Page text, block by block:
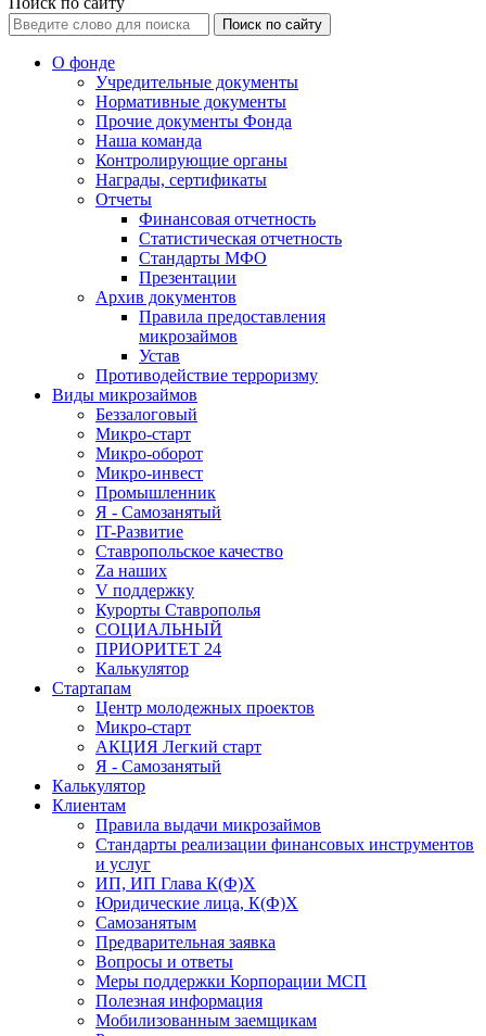
Поиск по сайту
О фонде
Учредительные документы
Нормативные документы
Прочие документы Фонда
Наша команда
Контролирующие органы
Награды, сертификаты
Отчеты
Финансовая отчетность
Статистическая отчетность
Стандарты МФО
Презентации
Архив документов
Правила предоставления
микрозаймов
Устав
Противодействие терроризму
Виды микрозаймов
Беззалоговый
Микро-старт
Микро-оборот
Микро-инвест
Промышленник
Я - Самозанятый
IT-Развитие
Ставропольское качество
Za наших
V поддержку
Курорты Ставрополья
СОЦИАЛЬНЫЙ
ПРИОРИТЕТ 24
Калькулятор
Стартапам
Центр молодежных проектов
Микро-старт
АКЦИЯ Легкий старт
Я - Самозанятый
Калькулятор
Клиентам
Правила выдачи микрозаймов
Стандарты реализации финансовых инструментов
и услуг
ИП, ИП Глава К(Ф)Х
Юридические лица, К(Ф)Х
Самозанятым
Предварительная заявка
Вопросы и ответы
Меры поддержки Корпорации МСП
Полезная информация
Мобилизованным заемщикам